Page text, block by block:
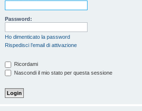
Password:
Ho dimenticato la password
Rispedisci l’email di attivazione
Ricordami
Nascondi il mio stato per questa sessione